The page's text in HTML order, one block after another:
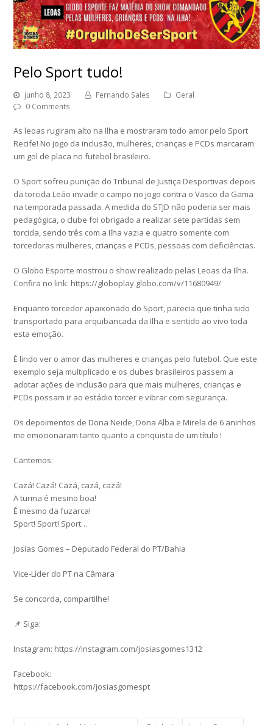
Pelo Sport tudo!
junho 8, 2023 Fernando Sales
Geral
0 Comments
As leoas rugiram alto na Ilha e mostraram todo amor pelo Sport
Recife! No jogo da inclusão, mulheres, crianças e PCDs marcaram
um gol de placa no futebol brasileiro.
O Sport sofreu punição do Tribunal de Justiça Desportivas depois
da torcida Leão invadir o campo no jogo contra o Vasco da Gama
na temporada passada. A medida do STJD não poderia ser mais
pedagógica, o clube foi obrigado a realizar sete partidas sem
torcida, sendo três com a Ilha vazia e quatro somente com
torcedoras mulheres, crianças e PCDs, pessoas com deficiências.
O Globo Esporte mostrou o show realizado pelas Leoas da Ilha.
Confira no link: https://globoplay.globo.com/v/11680949/
Enquanto torcedor apaixonado do Sport, parecia que tinha sido
transportado para arquibancada da Ilha e sentido ao vivo toda
esta emoção.
É lindo ver o amor das mulheres e crianças pelo futebol. Que este
exemplo seja multiplicado e os clubes brasileiros passem a
adotar ações de inclusão para que mais mulheres, crianças e
PCDs possam ir ao estádio torcer e vibrar com segurança.
Os depoimentos de Dona Neide, Dona Alba e Mirela de 6 aninhos
me emocionaram tanto quanto a conquista de um título !
Cantemos:
Cazá! Cazá! Cazá, cazá, cazá!
A turma é mesmo boa!
É mesmo da fuzarca!
Sport! Sport! Sport…
Josias Gomes – Deputado Federal do PT/Bahia
Vice-Líder do PT na Câmara
Se concorda, compartilhe!
📌 Siga:
Instagram: https://instagram.com/josiasgomes1312
Facebook:
https://facebook.com/josiasgomespt